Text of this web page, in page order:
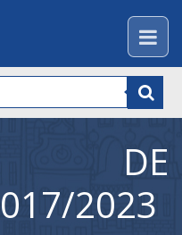
DE
2023